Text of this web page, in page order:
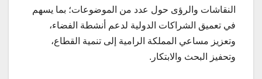
النقاشات والرؤى حول عدد من الموضوعات؛ بما يسهم
في تعميق الشراكات الدولية لدعم أنشطة الفضاء،
وتعزيز مساعي المملكة الرامية إلى تنمية القطاع،
وتحفيز البحث والابتكار.